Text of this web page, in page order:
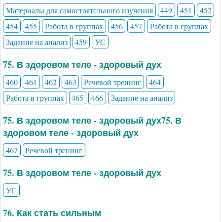
Материалы для самостоятельного изучения 449 451
452
454
455 Работа в группах 456 457
Работа в группах
Задание на анализ
459 УС
75. В здоровом теле - здоровый дух
460 461 462 463 Речевой тренинг
464
Работа в группах
465 466 Задание на анализ
75. В здоровом теле - здоровый дух75. В
здоровом теле - здоровый дух
467 Речевой тренинг
75. В здоровом теле - здоровый дух
УС
76. Как стать сильным